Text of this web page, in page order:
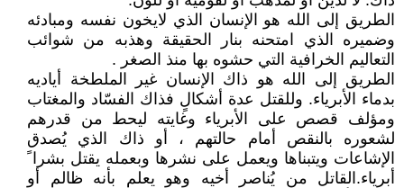
الطريق إلى الله هو الإنسان الذي لايخون نفسه ومبادئه
وضميره الذي امتحنه بنار الحقيقة وهذبه من شوائب
التعاليم الخرافية التي حشوه بها منذ الصغر .
الطريق إلى الله هو ذاك الإنسان غير الملطخة أياديه
بدماء الأبرياء. وللقتل عدة أشكالٍ فذاك الفسّاد والمغتاب
ومؤلف قصص على الأبرياء وغايته ليحط من قدرهم
لشعوره بالنقص أمام حالتهم ، أو ذاك الذي يُصدق
الإشاعات ويتبناها ويعمل على نشرها وبعمله يقتل بشرا ً
أبرياء.القاتل من يُناصر أخيه وهو يعلم بأنه ظالم أو